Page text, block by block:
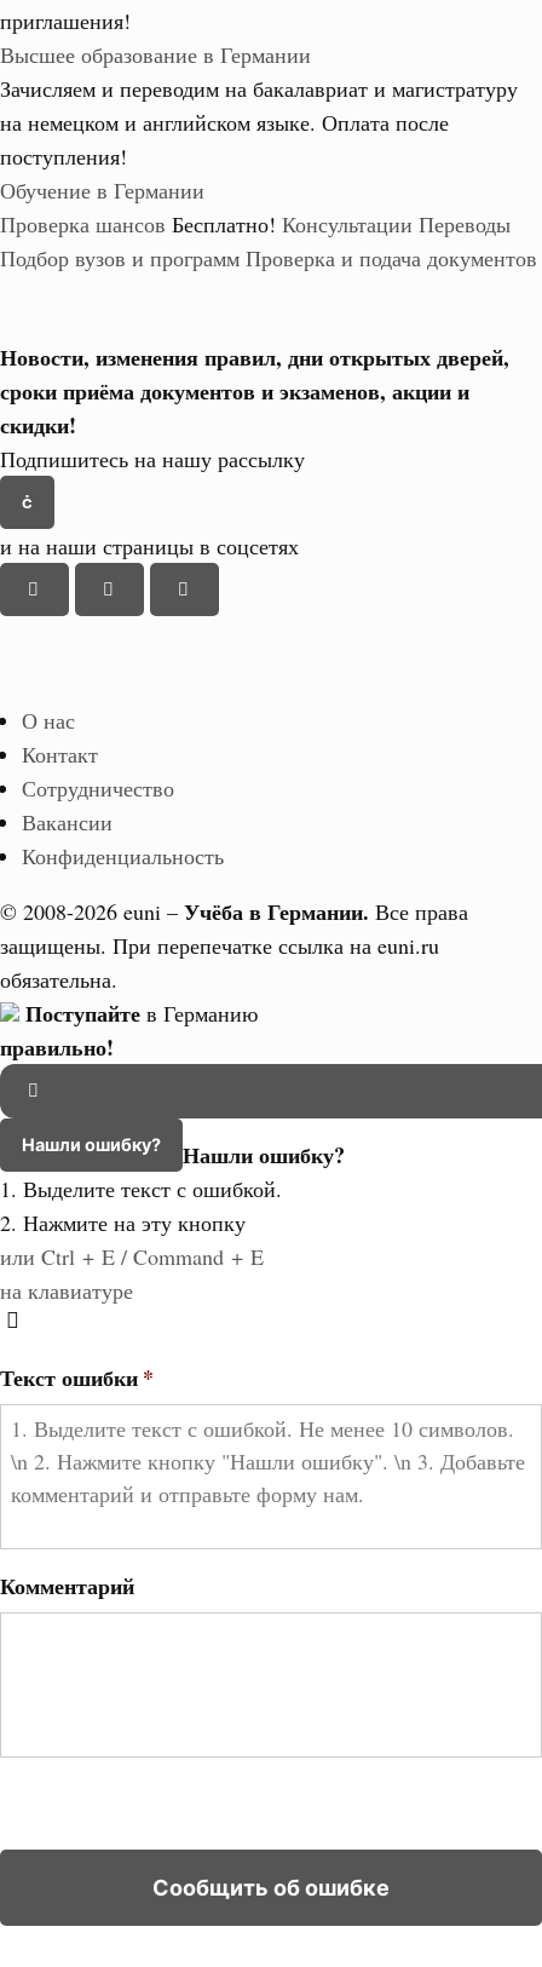
приглашения!
Высшее образование в Германии
Зачисляем и переводим на бакалавриат и магистратуру
на немецком и английском языке. Оплата после
поступления!
Обучение в Германии
Проверка шансов Бесплатно! Консультации Переводы
Подбор вузов и программ Проверка и подача документов
Новости, изменения правил, дни открытых дверей,
сроки приёма документов и экзаменов, акции и
скидки!
Подпишитесь на нашу рассылку
и на наши страницы в соцсетях
О нас
Контакт
Сотрудничество
Вакансии
Конфиденциальность
© 2008-2026 euni – Учёба в Германии. Все права
защищены. При перепечатке ссылка на euni.ru
обязательна.
Поступайте в Германию
правильно!
Нашли ошибку? Нашли ошибку?
1. Выделите текст с ошибкой.
2. Нажмите на эту кнопку
или Ctrl + E / Command + E
на клавиатуре
Текст ошибки*
Комментарий